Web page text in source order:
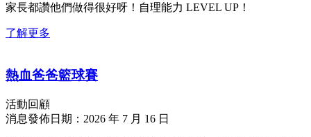
家長都讚他們做得很好呀！自理能力 LEVEL UP！
了解更多
熱血爸爸籃球賽
活動回顧
消息發佈日期：2026 年 7 月 16 日